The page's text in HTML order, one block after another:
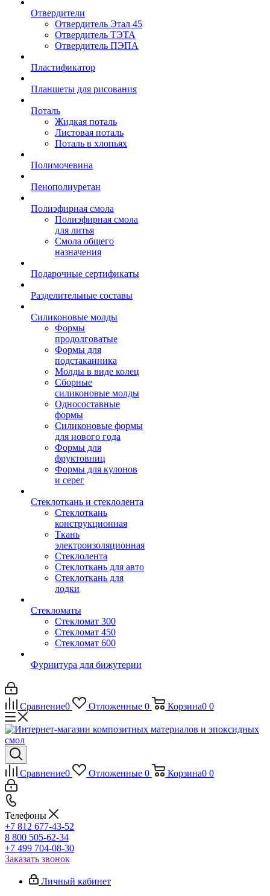
Отвердители
Отвердитель Этал 45
Отвердитель ТЭТА
Отвердитель ПЭПА
Пластификатор
Планшеты для рисования
Поталь
Жидкая поталь
Листовая поталь
Поталь в хлопьях
Полимочевина
Пенополиуретан
Полиэфирная смола
Полиэфирная смола
для литья
Смола общего
назначения
Подарочные сертификаты
Разделительные составы
Силиконовые молды
Формы
продолговатые
Формы для
подстаканника
Молды в виде колец
Сборные
силиконовые молды
Односоставные
формы
Силиконовые формы
для нового года
Формы для
фруктовниц
Формы для кулонов
и серег
Стеклоткань и стеклолента
Стеклоткань
конструкционная
Ткань
электроизоляционная
Стеклолента
Стеклоткань для авто
Стеклоткань для
лодки
Стекломаты
Стекломат 300
Стекломат 450
Стекломат 600
Фурнитура для бижутерии
Сравнение0 Отложенные 0 Корзина0 0
Сравнение0 Отложенные 0 Корзина0 0
Телефоны
+7 812 677-43-52
8 800 505-62-34
+7 499 704-08-30
Заказать звонок
Личный кабинет